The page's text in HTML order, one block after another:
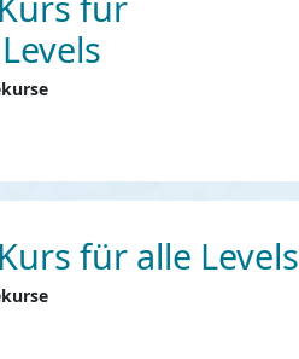
für alle Levels